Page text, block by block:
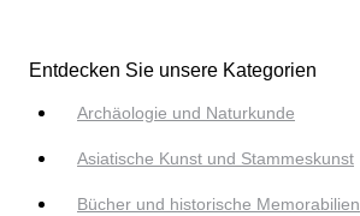
Entdecken Sie unsere Kategorien
Archäologie und Naturkunde
Asiatische Kunst und Stammeskunst
Bücher und historische Memorabilien